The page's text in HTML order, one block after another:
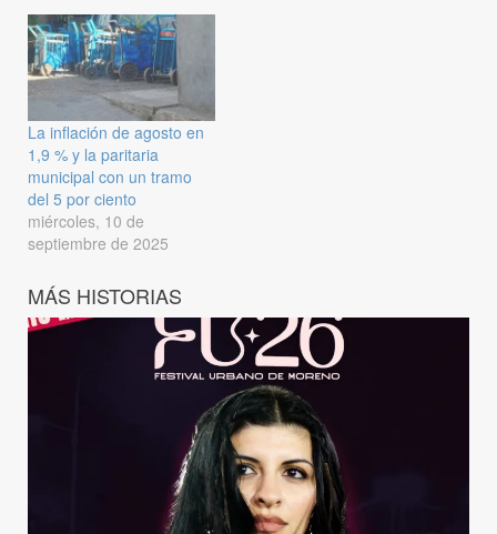
La inflación de agosto en
1,9 % y la paritaria
municipal con un tramo
del 5 por ciento
miércoles, 10 de
septiembre de 2025
MÁS HISTORIAS